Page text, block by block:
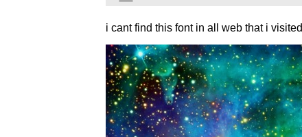
i cant find this font in all web that i visited